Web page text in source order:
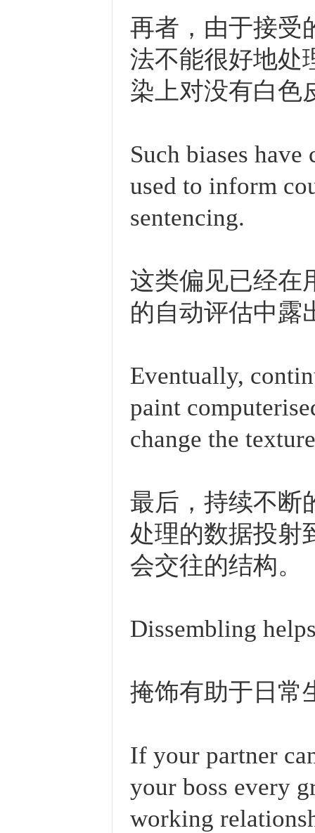
再者，由于接受
法不能很好地处
染上对没有白色
Such biases have
used to inform
sentencing.
这类偏见已经在
的自动评估中露
Eventually,
paint
change the
最后，持续不断
处理的数据投射
会交往的结构。
Dissembling
掩饰有助于日常
If your partner
your boss every
working